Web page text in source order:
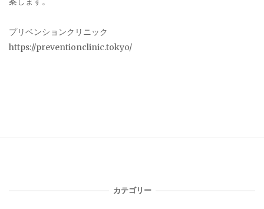
プリベンションクリニック
https://preventionclinic.tokyo/
カテゴリー